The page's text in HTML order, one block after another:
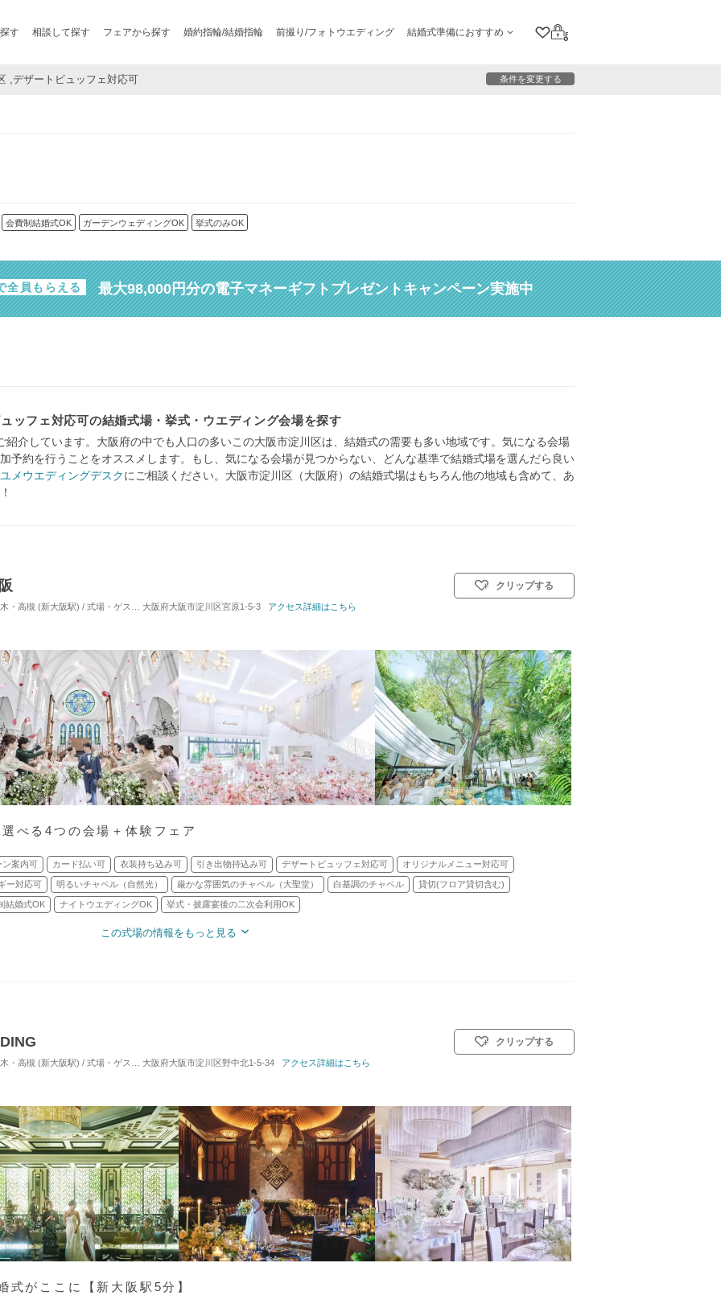
す 相談して探す フェアから探す 婚約指輪/結婚指輪 前撮り/フォトウエディング 結婚式準備におすすめ
クリップリスト
ログイン
,デザートビュッフェ対応可 条件を変更する
会費制結婚式OK ガーデンウェディングOK 挙式のみOK
全員もらえる 最大98,000円分の電子マネーギフトプレゼントキャンペーン実施中
ッフェ対応可の結婚式場・挙式・ウエディング会場を探す
介しています。大阪府の中でも人口の多いこの大阪市淀川区は、結婚式の需要も多い地域です。気になる会場
予約を行うことをオススメします。もし、気になる会場が見つからない、どんな基準で結婚式場を選んだら良い
メウエディングデスクにご相談ください。大阪市淀川区（大阪府）の結婚式場はもちろん他の地域も含めて、あ
高槻 (新大阪駅) / 式場・ゲストハウス 対応人数: 着席：10名 ～ 110名 挙式スタイル: 教会式(キリスト教式)／人前式／和装人前式
大阪府大阪市淀川区宮原1-5-3 アクセス詳細はこちら
クリップする
べる4つの会場＋体験フェア
ン案内可 カード払い可 衣装持ち込み可 引き出物持込み可 デザートビュッフェ対応可 オリジナルメニュー対応可
ー対応可 明るいチャペル（自然光） 厳かな雰囲気のチャペル（大聖堂） 白基調のチャペル 貸切(フロア貸切含む)
結婚式OK ナイトウエディングOK 挙式・披露宴後の二次会利用OK
この式場の情報をもっと見る
高槻 (新大阪駅) / 式場・ゲストハウス 対応人数: 着席：2名 ～ 200名 挙式スタイル: 教会式(キリスト教式)／神前式／人前式／仏前式／和装人前式
大阪府大阪市淀川区野中北1-5-34 アクセス詳細はこちら
クリップする
がここに【新大阪駅5分】